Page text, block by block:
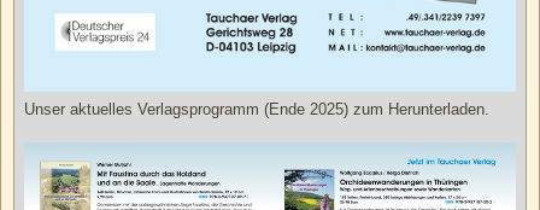
Unser aktuelles Verlagsprogramm (Ende 2025) zum Herunterladen.